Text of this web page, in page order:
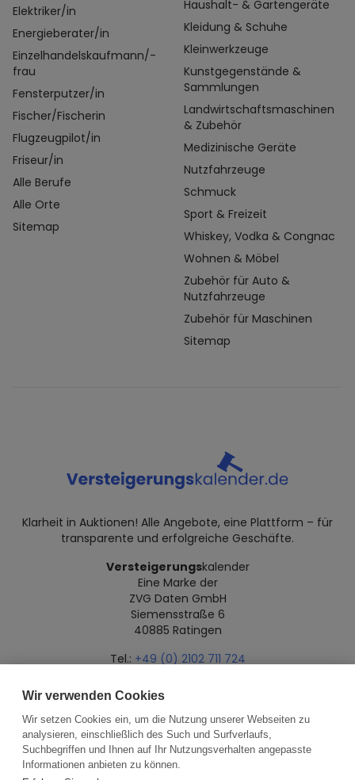
Elektriker/in
Energieberater/in
Einzelhandelskaufmann/-
frau
Fensterputzer/in
Fischer/Fischerin
Flugzeugpilot/in
Friseur/in
Alle Berufe
Alle Orte
Sitemap
Haushalt- & Gartengeräte
Kleidung & Schuhe
Kleinwerkzeuge
Kunstgegenstände &
Sammlungen
Landwirtschaftsmaschinen
& Zubehör
Medizinische Geräte
Nutzfahrzeuge
Schmuck
Sport & Freizeit
Whiskey, Vodka & Congnac
Wohnen & Möbel
Zubehör für Auto &
Nutzfahrzeuge
Zubehör für Maschinen
Sitemap
Klarheit in Auktionen! Alle Angebote, eine Plattform – für
transparente und erfolgreiche Geschäfte.
Versteigerungskalender
Eine Marke der
ZVG Daten GmbH
Siemensstraße 6
40885 Ratingen
Tel.: +49 (0) 2102 711 724
Datenschutz Impressum Über uns
Wir verwenden Cookies
Wir setzen Cookies ein, um die Nutzung unserer Webseiten zu
analysieren, einschließlich des Such und Surfverlaufs,
Suchbegriffen und Ihnen auf Ihr Nutzungsverhalten angepasste
Informationen anbieten zu können.